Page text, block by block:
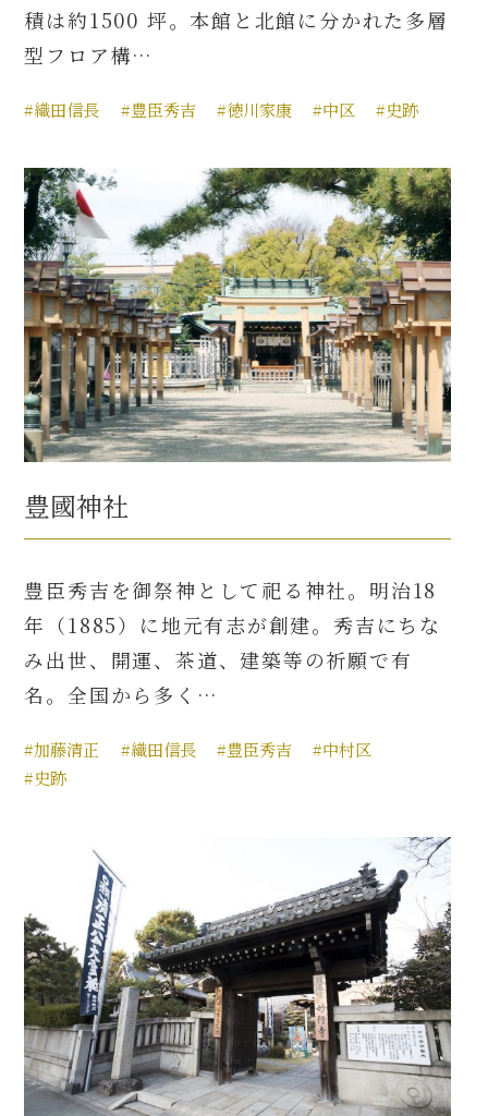
積は約1500 坪。本館と北館に分かれた多層
型フロア構…
#織田信長 #豊臣秀吉 #徳川家康 #中区 #史跡
豊國神社
豊臣秀吉を御祭神として祀る神社。明治18
年（1885）に地元有志が創建。秀吉にちな
み出世、開運、茶道、建築等の祈願で有
名。全国から多く…
#加藤清正 #織田信長 #豊臣秀吉
#中村区
#史跡